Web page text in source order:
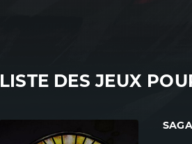
LISTE DES JEUX